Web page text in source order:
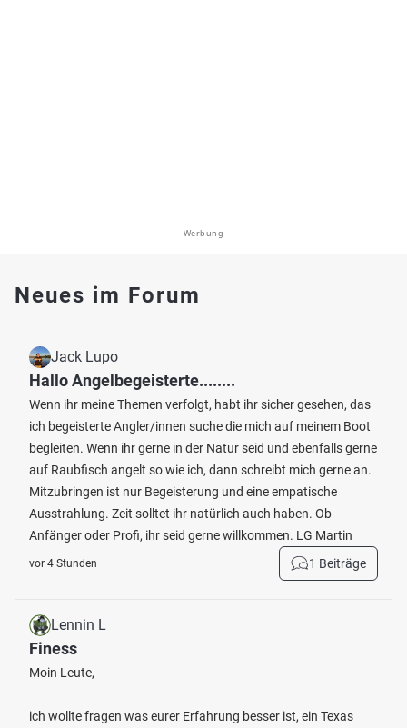
Werbung
Neues im Forum
Jack Lupo
Hallo Angelbegeisterte........
Wenn ihr meine Themen verfolgt, habt ihr sicher gesehen, das
ich begeisterte Angler/innen suche die mich auf meinem Boot
begleiten. Wenn ihr gerne in der Natur seid und ebenfalls gerne
auf Raubfisch angelt so wie ich, dann schreibt mich gerne an.
Mitzubringen ist nur Begeisterung und eine empatische
Ausstrahlung. Zeit solltet ihr natürlich auch haben. Ob
Anfänger oder Profi, ihr seid gerne willkommen. LG Martin
vor 4 Stunden 1 Beiträge
Lennin L
Finess
Moin Leute,
ich wollte fragen was eurer Erfahrung besser ist, ein Texas